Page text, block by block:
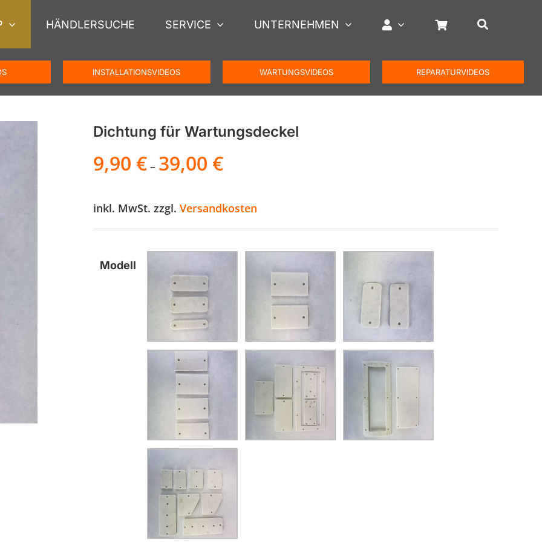
HÄNDLERSUCHE SERVICE UNTERNEHMEN
INSTALLATIONSVIDEOS WARTUNGSVIDEOS REPARATURVIDEOS
Dichtung für Wartungsdeckel
9,90 € – 39,00 €
inkl. MwSt. zzgl. Versandkosten
Modell